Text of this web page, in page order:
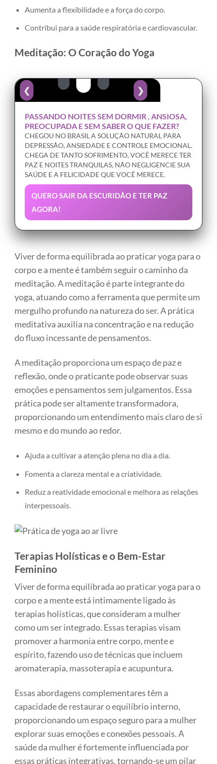
Aumenta a flexibilidade e a força do corpo.
Contribui para a saúde respiratória e cardiovascular.
Meditação: O Coração do Yoga
❮ ❯
PASSANDO NOITES SEM DORMIR , ANSIOSA,
PREOCUPADA E SEM SABER O QUE FAZER?
CHEGOU NO BRASIL A SOLUÇÃO NATURAL PARA
DEPRESSÃO, ANSIEDADE E CONTROLE EMOCIONAL.
CHEGA DE TANTO SOFRIMENTO, VOCÊ MERECE TER
PAZ E NOITES TRANQUILAS, NÃO NEGLIGENCIE SUA
SAÚDE E A FELICIDADE QUE VOCÊ MERECE.
QUERO SAIR DA ESCURIDÃO E TER PAZ
AGORA!
Viver de forma equilibrada ao praticar yoga para o
corpo e a mente é também seguir o caminho da
meditação. A meditação é parte integrante do
yoga, atuando como a ferramenta que permite um
mergulho profundo na natureza do ser. A prática
meditativa auxilia na concentração e na redução
do fluxo incessante de pensamentos.
A meditação proporciona um espaço de paz e
reflexão, onde o praticante pode observar suas
emoções e pensamentos sem julgamentos. Essa
prática pode ser altamente transformadora,
proporcionando um entendimento mais claro de si
mesmo e do mundo ao redor.
Ajuda a cultivar a atenção plena no dia a dia.
Fomenta a clareza mental e a criatividade.
Reduz a reatividade emocional e melhora as relações
interpessoais.
Terapias Holísticas e o Bem-Estar
Feminino
Viver de forma equilibrada ao praticar yoga para o
corpo e a mente está intimamente ligado às
terapias holísticas, que consideram a mulher
como um ser integrado. Essas terapias visam
promover a harmonia entre corpo, mente e
espírito, fazendo uso de técnicas que incluem
aromaterapia, massoterapia e acupuntura.
Essas abordagens complementares têm a
capacidade de restaurar o equilíbrio interno,
proporcionando um espaço seguro para a mulher
explorar suas emoções e conexões pessoais. A
saúde da mulher é fortemente influenciada por
essas práticas integrativas, tornando-se um pilar